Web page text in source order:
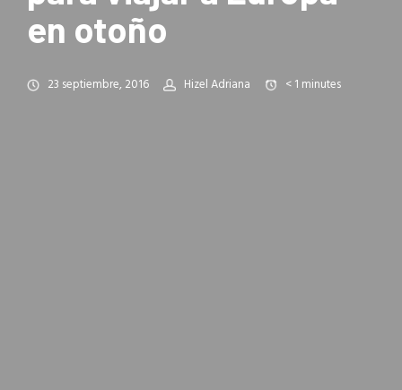
en otoño
23 septiembre, 2016 Hizel Adriana < 1 minutes